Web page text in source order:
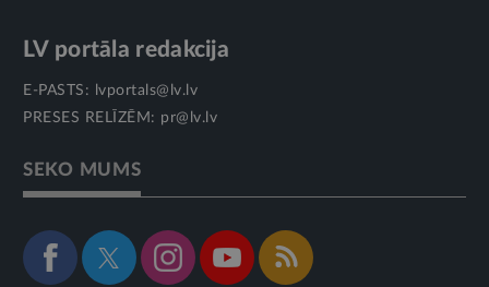
LV portāla redakcija
E-PASTS:
lvportals@lv.lv
PRESES RELĪZĒM: pr@lv.lv
SEKO MUMS